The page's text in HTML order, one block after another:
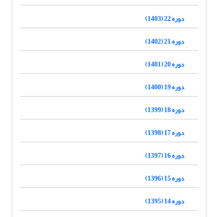
دوره 22 (1403)
دوره 21 (1402)
دوره 20 (1401)
دوره 19 (1400)
دوره 18 (1399)
دوره 17 (1398)
دوره 16 (1397)
دوره 15 (1396)
دوره 14 (1395)